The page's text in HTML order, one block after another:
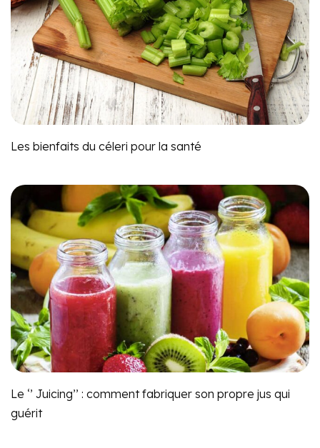
Les bienfaits du céleri pour la santé
Le ‘’ Juicing’’ : comment fabriquer son propre jus qui
guérit